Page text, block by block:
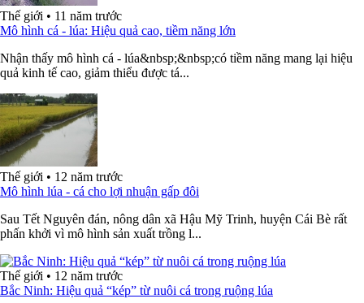
Thế giới • 11 năm trước
Mô hình cá - lúa: Hiệu quả cao, tiềm năng lớn
Nhận thấy mô hình cá - lúa&nbsp;&nbsp;có tiềm năng mang lại hiệu
quả kinh tế cao, giảm thiểu được tá...
Thế giới • 12 năm trước
Mô hình lúa - cá cho lợi nhuận gấp đôi
Sau Tết Nguyên đán, nông dân xã Hậu Mỹ Trinh, huyện Cái Bè rất
phấn khởi vì mô hình sản xuất trồng l...
Thế giới • 12 năm trước
Bắc Ninh: Hiệu quả “kép” từ nuôi cá trong ruộng lúa